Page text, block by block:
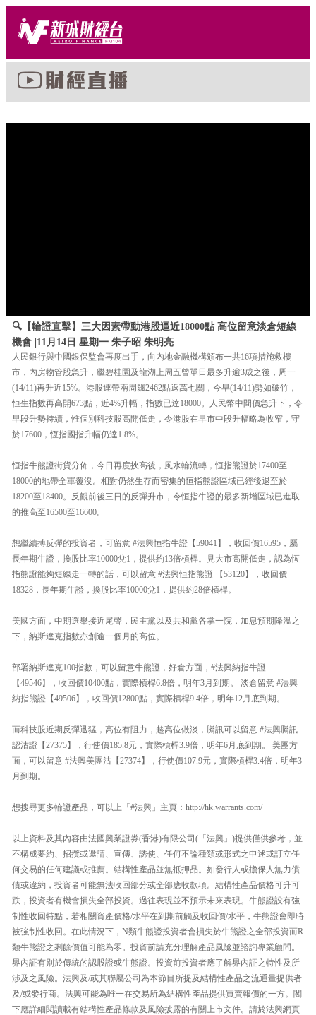
🔍【輪證直擊】三大因素帶動港股逼近18000點 高位留意淡倉短線
機會 |11月14日 星期一 朱子昭 朱明亮
人民銀行與中國銀保監會再度出手，向內地金融機構頒布一共16項措施救樓
市，內房物管股急升，繼碧桂園及龍湖上周五曾單日最多升逾3成之後，周一
(14/11)再升近15%。港股連帶兩周飆2462點返萬七關，今早(14/11)勢如破竹，
恒生指數再高開673點，近4%升幅，指數已達18000。人民幣中間價急升下，令
早段升勢持續，惟個別科技股高開低走，令港股在早市中段升幅略為收窄，守
於17600，恆指國指升幅仍達1.8%。
恒指牛熊證街貨分佈，今日再度挾高後，風水輪流轉，恒指熊證於17400至
18000的地帶全軍覆沒。相對仍然生存而密集的恒指熊證區域已經後退至於
18200至18400。反觀前後三日的反彈升市，令恒指牛證的最多新增區域已進取
的推高至16500至16600。
想繼續搏反彈的投資者，可留意 #法興恒指牛證【59041】，收回價16595，屬
長年期牛證，換股比率10000兌1，提供約13倍槓桿。見大市高開低走，認為恆
指熊證能夠短線走一轉的話，可以留意 #法興恒指熊證 【53120】，收回價
18328，長年期牛證，換股比率10000兌1，提供約28倍槓桿。
美國方面，中期選舉接近尾聲，民主黨以及共和黨各掌一院，加息預期降溫之
下，納斯達克指數亦創逾一個月的高位。
部署納斯達克100指數，可以留意牛熊證，好倉方面，#法興納指牛證
【49546】，收回價10400點，實際槓桿6.8倍，明年3月到期。 淡倉留意 #法興
納指熊證【49506】，收回價12800點，實際槓桿9.4倍，明年12月底到期。
而科技股近期反彈迅猛，高位有阻力，趁高位做淡，騰訊可以留意 #法興騰訊
認沽證【27375】，行使價185.8元，實際槓桿3.9倍，明年6月底到期。 美團方
面，可以留意 #法興美團沽【27374】，行使價107.9元，實際槓桿3.4倍，明年3
月到期。
想搜尋更多輪證產品，可以上「#法興」主頁：http://hk.warrants.com/
以上資料及其內容由法國興業證券(香港)有限公司(「法興」)提供僅供參考，並
不構成要約、招攬或邀請、宣傳、誘使、任何不論種類或形式之申述或訂立任
何交易的任何建議或推薦。結構性產品並無抵押品。如發行人或擔保人無力償
債或違約，投資者可能無法收回部分或全部應收款項。結構性產品價格可升可
跌，投資者有機會損失全部投資。過往表現並不預示未來表現。牛熊證設有強
制性收回特點，若相關資產價格/水平在到期前觸及收回價/水平，牛熊證會即時
被強制性收回。在此情況下，N類牛熊證投資者會損失於牛熊證之全部投資而R
類牛熊證之剩餘價值可能為零。投資前請充分理解產品風險並諮詢專業顧問。
界內証有別於傳統的認股證或牛熊證。投資前投資者應了解界內証之特性及所
涉及之風險。法興及/或其聯屬公司為本節目所提及結構性產品之流通量提供者
及/或發行商。法興可能為唯一在交易所為結構性產品提供買賣報價的一方。閣
下應詳細閱讀載有結構性產品條款及風險披露的有關上市文件。請於法興網頁